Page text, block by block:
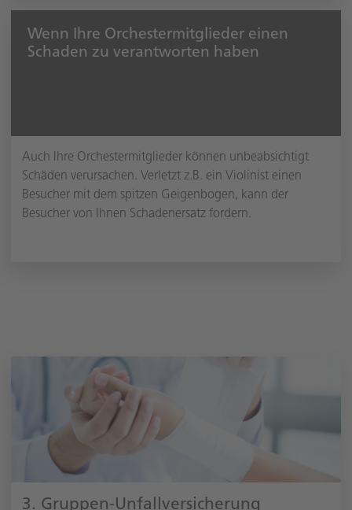
Wenn Ihre Orchestermitglieder einen
Schaden zu verantworten haben
Auch Ihre Orchestermitglieder können unbeabsichtigt
Schäden verursachen. Verletzt z.B. ein Violinist einen
Besucher mit dem spitzen Geigenbogen, kann der
Besucher von Ihnen Schadenersatz fordern.
3. Gruppen-Unfallversicherung